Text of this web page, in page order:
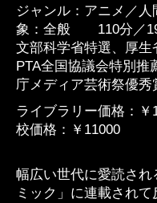
幅広い世代に愛読され
ミック」に連載され
ジャンル：アニメ
象：全般 110分／
文部科学省特選、厚生
PTA全国協議会特別推
庁メディア芸術祭優秀
ライブラリー価格：
校価格：￥11000